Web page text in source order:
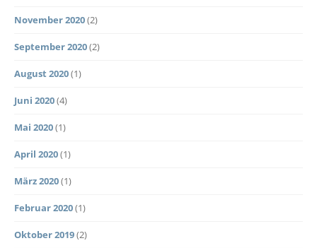
November 2020(2)
September 2020(2)
August 2020(1)
Juni 2020(4)
Mai 2020(1)
April 2020(1)
März 2020(1)
Februar 2020(1)
Oktober 2019(2)